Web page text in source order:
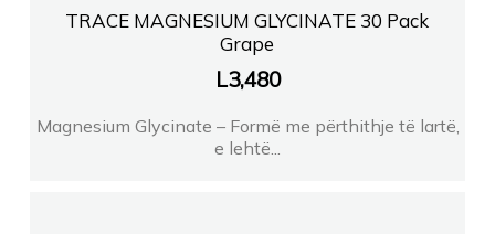
TRACE MAGNESIUM GLYCINATE 30 Pack
Grape
L3,480
Magnesium Glycinate – Formë me përthithje të lartë,
e lehtë...